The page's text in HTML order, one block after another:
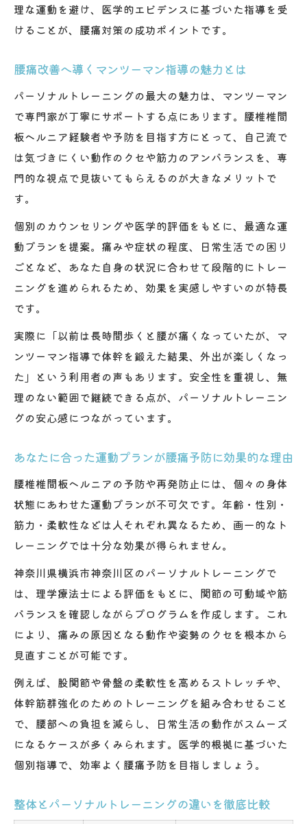
理な運動を避け、医学的エビデンスに基づいた指導を受
けることが、腰痛対策の成功ポイントです。
腰痛改善へ導くマンツーマン指導の魅力とは
パーソナルトレーニングの最大の魅力は、マンツーマン
で専門家が丁寧にサポートする点にあります。腰椎椎間
板ヘルニア経験者や予防を目指す方にとって、自己流で
は気づきにくい動作のクセや筋力のアンバランスを、専
門的な視点で見抜いてもらえるのが大きなメリットで
す。
個別のカウンセリングや医学的評価をもとに、最適な運
動プランを提案。痛みや症状の程度、日常生活での困り
ごとなど、あなた自身の状況に合わせて段階的にトレー
ニングを進められるため、効果を実感しやすいのが特長
です。
実際に「以前は長時間歩くと腰が痛くなっていたが、マ
ンツーマン指導で体幹を鍛えた結果、外出が楽しくなっ
た」という利用者の声もあります。安全性を重視し、無
理のない範囲で継続できる点が、パーソナルトレーニン
グの安心感につながっています。
あなたに合った運動プランが腰痛予防に効果的な理由
腰椎椎間板ヘルニアの予防や再発防止には、個々の身体
状態にあわせた運動プランが不可欠です。年齢・性別・
筋力・柔軟性などは人それぞれ異なるため、画一的なト
レーニングでは十分な効果が得られません。
神奈川県横浜市神奈川区のパーソナルトレーニングで
は、理学療法士による評価をもとに、関節の可動域や筋
バランスを確認しながらプログラムを作成します。これ
により、痛みの原因となる動作や姿勢のクセを根本から
見直すことが可能です。
例えば、股関節や骨盤の柔軟性を高めるストレッチや、
体幹筋群強化のためのトレーニングを組み合わせること
で、腰部への負担を減らし、日常生活の動作がスムーズ
になるケースが多くみられます。医学的根拠に基づいた
個別指導で、効率よく腰痛予防を目指しましょう。
整体とパーソナルトレーニングの違いを徹底比較